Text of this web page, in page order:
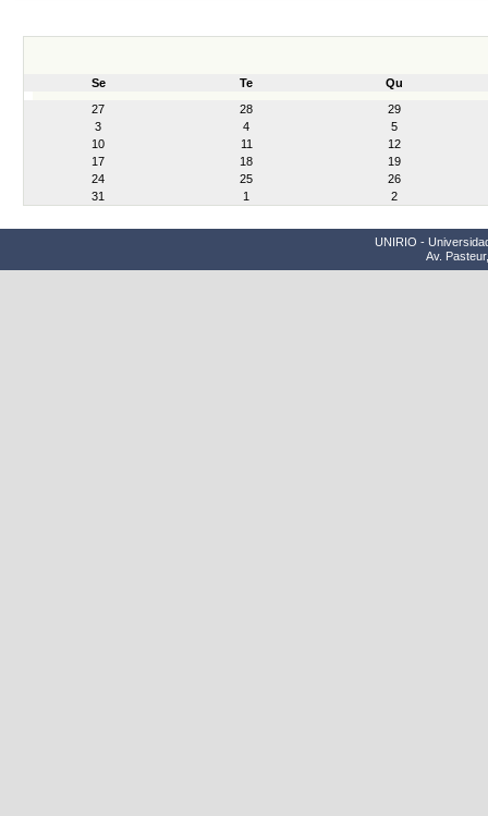
Se Te
Qu
27
28
29
3
4
5
10
11
12
17
18
19
24
25
26
31
1 2
UNIRIO -
Av.